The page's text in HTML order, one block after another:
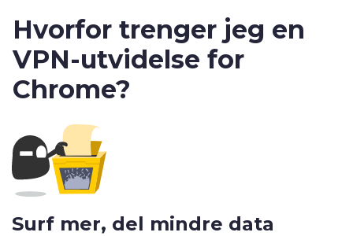
Hvorfor trenger jeg en
VPN-utvidelse for
Chrome?
Surf mer, del mindre data